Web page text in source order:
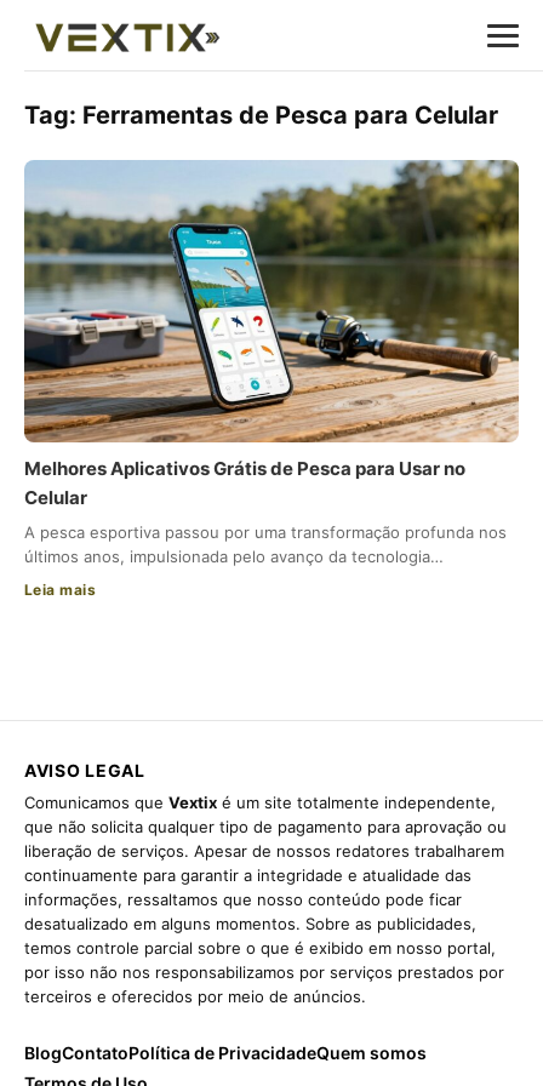
Tag: Ferramentas de Pesca para Celular
Melhores Aplicativos Grátis de Pesca para Usar no
Celular
A pesca esportiva passou por uma transformação profunda nos
últimos anos, impulsionada pelo avanço da tecnologia…
Leia mais
AVISO LEGAL
Comunicamos que Vextix é um site totalmente independente,
que não solicita qualquer tipo de pagamento para aprovação ou
liberação de serviços. Apesar de nossos redatores trabalharem
continuamente para garantir a integridade e atualidade das
informações, ressaltamos que nosso conteúdo pode ficar
desatualizado em alguns momentos. Sobre as publicidades,
temos controle parcial sobre o que é exibido em nosso portal,
por isso não nos responsabilizamos por serviços prestados por
terceiros e oferecidos por meio de anúncios.
BlogContatoPolítica de PrivacidadeQuem somos